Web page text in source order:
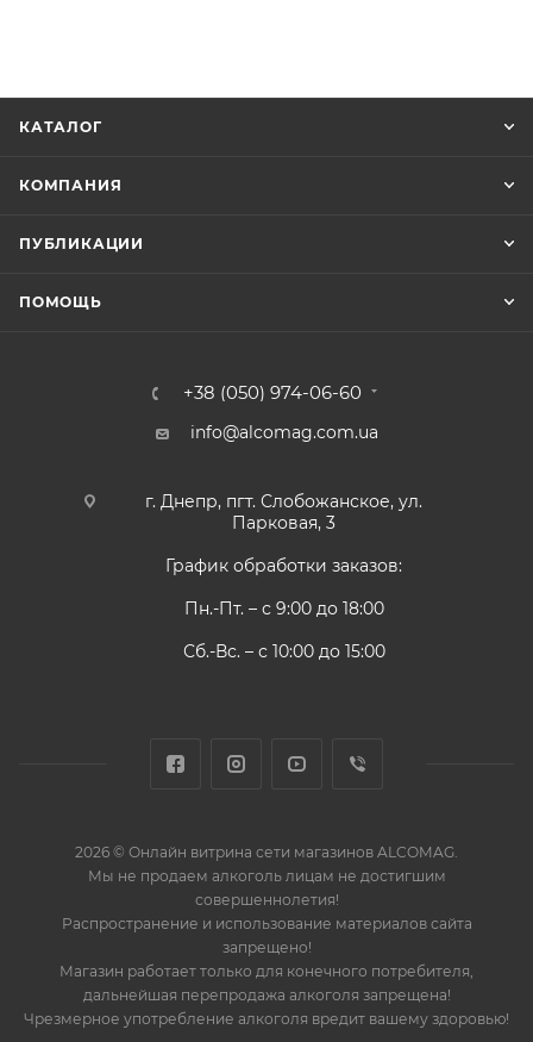
КАТАЛОГ
КОМПАНИЯ
ПУБЛИКАЦИИ
ПОМОЩЬ
+38 (050) 974-06-60
info@alcomag.com.ua
г. Днепр, пгт. Слобожанское, ул.
Парковая, 3
График обработки заказов:
Пн.-Пт. – с 9:00 до 18:00
Сб.-Вс. – с 10:00 до 15:00
2026 © Онлайн витрина сети магазинов ALCOMAG.
Мы не продаем алкоголь лицам не достигшим
совершеннолетия!
Распространение и использование материалов сайта
запрещено!
Магазин работает только для конечного потребителя,
дальнейшая перепродажа алкоголя запрещена!
Чрезмерное употребление алкоголя вредит вашему здоровью!